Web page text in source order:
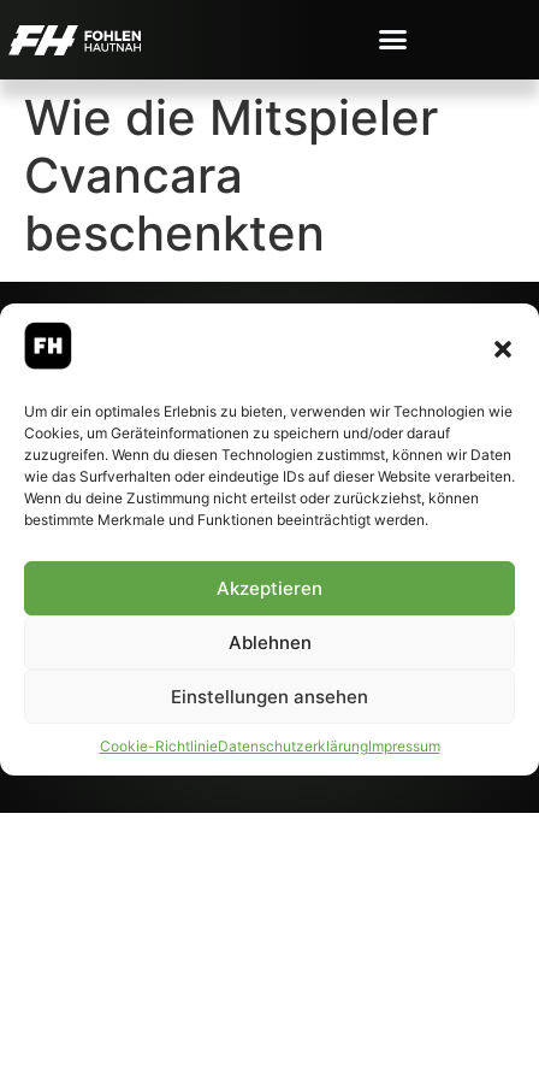
Um dir ein optimales Erlebnis zu bieten, verwenden wir Technologien wie
Cookies, um Geräteinformationen zu speichern und/oder darauf
zuzugreifen. Wenn du diesen Technologien zustimmst, können wir Daten
wie das Surfverhalten oder eindeutige IDs auf dieser Website verarbeiten.
Wenn du deine Zustimmung nicht erteilst oder zurückziehst, können
bestimmte Merkmale und Funktionen beeinträchtigt werden.
Akzeptieren
Ablehnen
Einstellungen ansehen
Cookie-RichtlinieDatenschutzerklärungImpressum
Wie die Mitspieler
Cvancara
beschenkten
– Alle rechte vorbehalten.
Fohlen-Hautnah.de ist ein
offiziell eingetragenes Magazin
bei der Deutschen
Nationalbibliothek (ISSN 1868-
Weiterverarbeitung, auch
Genehmigung.
PARTNER WERDEN
AGB